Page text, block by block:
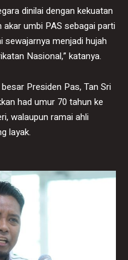
dinilai dengan kekuatan
umbi PAS sebagai parti
sewajarnya menjadi hujah
Nasional,” katanya.
Presiden Pas, Tan Sri
had umur 70 tahun ke
walaupun ramai ahli
layak.